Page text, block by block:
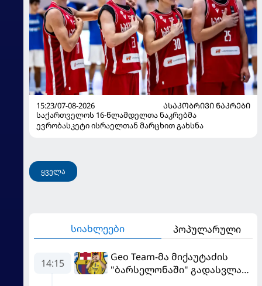
15:23/07-08-2026
ᲐᲡᲐᲙᲝᲑᲠᲘᲕᲘ ᲜᲐᲙᲠᲔᲑᲘ
საქართველოს 16-წლამდელთა ნაკრებმა
ევრობასკეტი ისრაელთან მარცხით გახსნა
ყველა
სიახლეები პოპულარული
14:15
Geo Team-მა მიქაუტაძის
"ბარსელონაში" გადასვლაზე